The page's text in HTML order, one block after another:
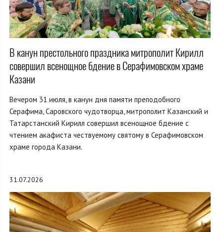
В канун престольного праздника митрополит Кирилл
совершил всенощное бдение в Серафимовском храме
Казани
Вечером 31 июля, в канун дня памяти преподобного
Серафима, Саровского чудотворца, митрополит Казанский и
Татарстанский Кирилл совершил всенощное бдение с
чтением акафиста чествуемому святому в Серафимовском
храме города Казани.
31.07.2026